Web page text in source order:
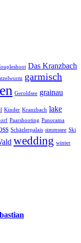
Das Kranzbach
garmisch
Geroldsee grainau
Kinder Kranzbach lake
Paarshooting Panorama
Schäzlerpalais simmssee Ski
wedding winter